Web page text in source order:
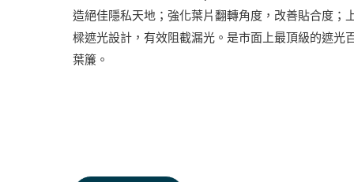
造絕佳隱私天地；強化葉片翻轉角度，改善貼合度；
樑遮光設計，有效阻截漏光。是市面上最頂級的遮光
葉簾。